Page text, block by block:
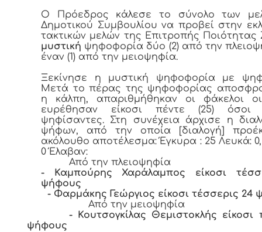
Ο Πρόεδρος κάλεσε το σύνολο των
Δημοτικού Συμβουλίου να προβεί στην
τακτικών μελών της Επιτροπής
μυστική ψηφοφορία δύο (2) από την
έναν (1) από την μειοψηφία.
Ξεκίνησε η μυστική ψηφοφορία με
Μετά το πέρας της ψηφοφορίας
η κάλπη, απαριθμήθηκαν οι φάκελοι
ευρέθησαν είκοσι πέντε (25) όσοι
ψηφίσαντες. Στη συνέχεια άρχισε η
ψήφων, από την οποία [διαλογή]
ακόλουθο αποτέλεσμα: Έγκυρα : 25 Λευκά:
0 Έλαβαν:
Από την πλειοψηφία
- Καμπούρης Χαράλαμπος είκοσι
ψήφους
- Φαρμάκης Γεώργιος είκοσι τέσσερις 24
Από την μειοψηφία
- Κουτσογκίλας Θεμιστοκλής είκοσι
ψήφους